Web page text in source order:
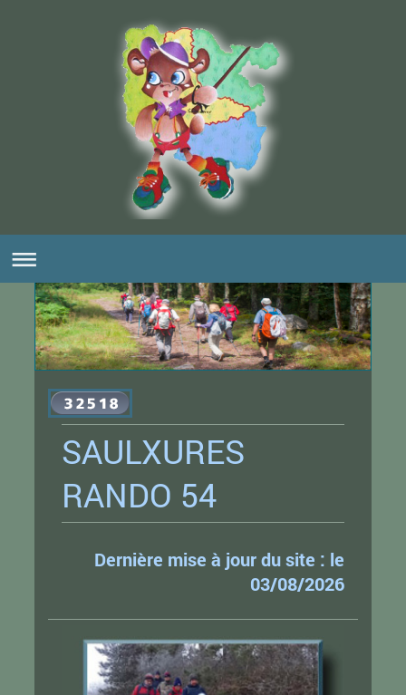
SAULXURES
RANDO 54
Dernière mise à jour du site : le
03/08/2026